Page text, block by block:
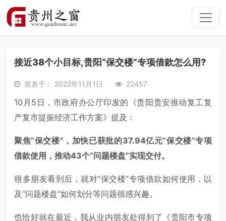
接近38个小目标,贵阳“保交楼”专项借款怎么用?
发表于： 2022年11月1日 22457
10月5日，市政府办公厅印发的《贵阳贵安推动复工复
产复市提振经济工作方案》提及：
聚焦“保交楼”，加快已获批的37.94亿元“保交楼”专项
借款使用，推动43个“问题楼盘”实现交付。
很多朋友看到后，就对“保交楼”专项借款如何使用，以
及“问题楼盘”如何划分等问题很感兴趣。
也恰好就在最近，我从业内朋友处得到了《贵阳市专项